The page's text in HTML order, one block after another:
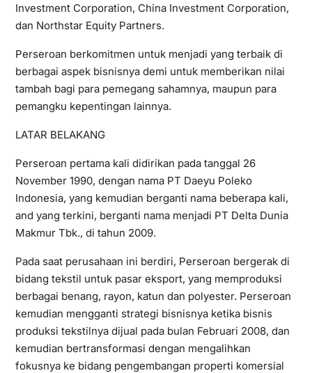
Investment Corporation, China Investment Corporation,
dan Northstar Equity Partners.
Perseroan berkomitmen untuk menjadi yang terbaik di
berbagai aspek bisnisnya demi untuk memberikan nilai
tambah bagi para pemegang sahamnya, maupun para
pemangku kepentingan lainnya.
LATAR BELAKANG
Perseroan pertama kali didirikan pada tanggal 26
November 1990, dengan nama PT Daeyu Poleko
Indonesia, yang kemudian berganti nama beberapa kali,
and yang terkini, berganti nama menjadi PT Delta Dunia
Makmur Tbk., di tahun 2009.
Pada saat perusahaan ini berdiri, Perseroan bergerak di
bidang tekstil untuk pasar eksport, yang memproduksi
berbagai benang, rayon, katun dan polyester. Perseroan
kemudian mengganti strategi bisnisnya ketika bisnis
produksi tekstilnya dijual pada bulan Februari 2008, dan
kemudian bertransformasi dengan mengalihkan
fokusnya ke bidang pengembangan properti komersial